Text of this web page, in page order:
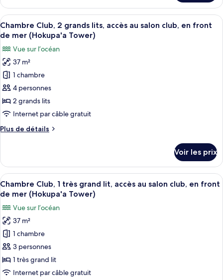
Tower)
grand
lit
et
1
canapé-
lit
(Luxury
Ocean
View,
Hokupa'a
Tower)
le
type
de
chambre
Chambre
Club,
très
grand
lit
canapé-
(Luxury
Tower)
Afficher
toutes
photos
pour
ce
type
de
chambre :
Club,
lits,
accès
au
salon
club,
en
front
de
mer
(Hokupa'a
Une chambre d’hôtel avec deux
5
Chambre Club, 2 grands lits, accès au salon club, en front
de mer (Hokupa'a Tower)
Vue sur l’océan
37 m²
1 chambre
4 personnes
2 grands lits
Internet par câble gratuit
Plus de détails
Plus
le
type
de
chambre
Chambre
Club,
2
grands
lits,
accès
salon
club,
Voir les prix
Afficher
toutes
photos
pour
ce
type
de
chambre :
Une chambre d’hôtel moderne avec
7
Chambre Club, 1 très grand lit, accès au salon club, en front
de mer (Hokupa'a Tower)
Vue sur l’océan
37 m²
1 chambre
3 personnes
1 très grand lit
Internet par câble gratuit